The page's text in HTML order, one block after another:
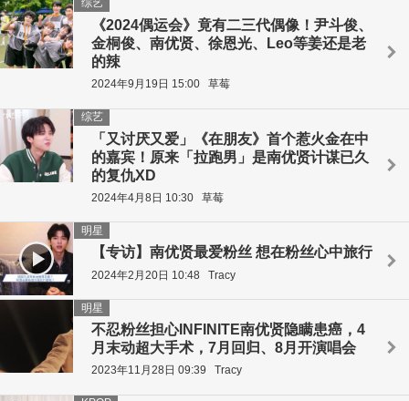
《2024偶运会》竟有二三代偶像！尹斗俊、
金桐俊、南优贤、徐恩光、Leo等姜还是老
的辣
综艺
2024年9月19日 15:00 草莓
「又讨厌又爱」《在朋友》首个惹火金在中
的嘉宾！原来「拉跑男」是南优贤计谋已久
的复仇XD
综艺
2024年4月8日 10:30 草莓
【专访】南优贤最爱粉丝 想在粉丝心中旅行
明星
2024年2月20日 10:48 Tracy
不忍粉丝担心INFINITE南优贤隐瞒患癌，4
月末动超大手术，7月回归、8月开演唱会
明星
2023年11月28日 09:39 Tracy